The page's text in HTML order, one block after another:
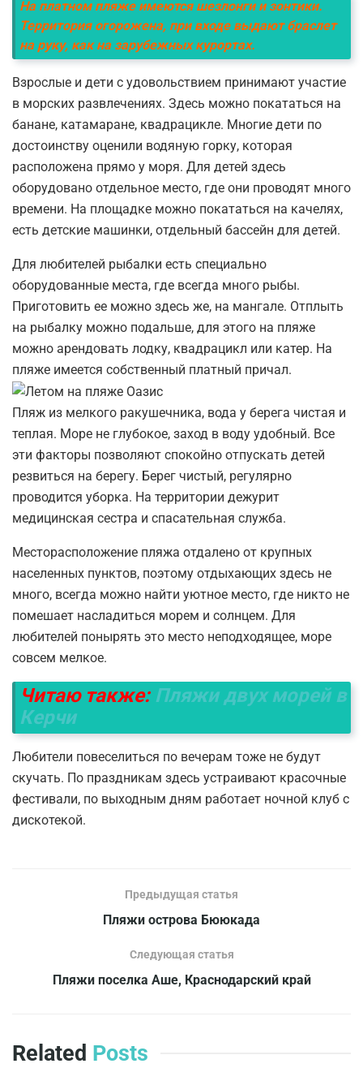
На платном пляже имеются шезлонги и зонтики.
Территория огорожена, при входе выдают браслет
на руку, как на зарубежных курортах.
Взрослые и дети с удовольствием принимают участие
в морских развлечениях. Здесь можно покататься на
банане, катамаране, квадрацикле. Многие дети по
достоинству оценили водяную горку, которая
расположена прямо у моря. Для детей здесь
оборудовано отдельное место, где они проводят много
времени. На площадке можно покататься на качелях,
есть детские машинки, отдельный бассейн для детей.
Для любителей рыбалки есть специально
оборудованные места, где всегда много рыбы.
Приготовить ее можно здесь же, на мангале. Отплыть
на рыбалку можно подальше, для этого на пляже
можно арендовать лодку, квадрацикл или катер. На
пляже имеется собственный платный причал.
Пляж из мелкого ракушечника, вода у берега чистая и
теплая. Море не глубокое, заход в воду удобный. Все
эти факторы позволяют спокойно отпускать детей
резвиться на берегу. Берег чистый, регулярно
проводится уборка. На территории дежурит
медицинская сестра и спасательная служба.
Месторасположение пляжа отдалено от крупных
населенных пунктов, поэтому отдыхающих здесь не
много, всегда можно найти уютное место, где никто не
помешает насладиться морем и солнцем. Для
любителей понырять это место неподходящее, море
совсем мелкое.
Читаю также: Пляжи двух морей в
Керчи
Любители повеселиться по вечерам тоже не будут
скучать. По праздникам здесь устраивают красочные
фестивали, по выходным дням работает ночной клуб с
дискотекой.
Предыдущая статья
Пляжи острова Бююкада
Следующая статья
Пляжи поселка Аше, Краснодарский край
Related Posts